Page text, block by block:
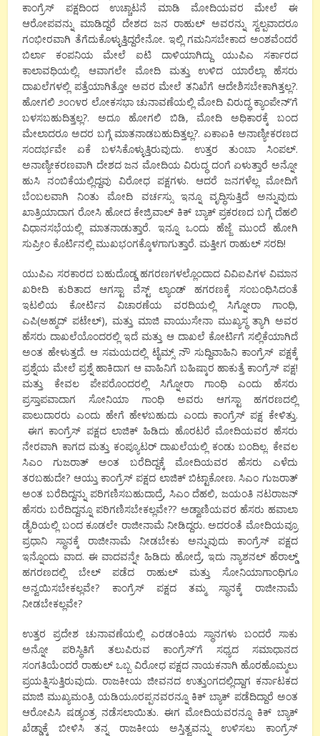
ಕಾಂಗ್ರೆಸ್ ಪಕ್ಷದಿಂದ ಉಚ್ಚಾಟನೆ ಮಾಡಿ ಮೋದಿಯವರ ಮೇಲೆ ಈ
ಆರೋಪವನ್ನು ಮಾಡಿದ್ದರೆ ದೇಶದ ಜನ ರಾಹುಲ್ ಅವರನ್ನು ಸ್ವಲ್ಪವಾದರೂ
ಗಂಭೀರವಾಗಿ ತೆಗೆದುಕೊಳ್ಳುತ್ತಿದ್ದರೇನೋ. ಇಲ್ಲಿ ಗಮನಿಸಬೇಕಾದ ಅಂಶವೆಂದರೆ
ಬಿರ್ಲಾ ಕಂಪನಿಯ ಮೇಲೆ ಐಟಿ ದಾಳಿಯಾಗಿದ್ದು ಯುಪಿಎ ಸರ್ಕಾರದ
ಕಾಲಾವಧಿಯಲ್ಲಿ. ಆವಾಗಲೇ ಮೋದಿ ಮತ್ತು ಉಳಿದ ಯಾರೆಲ್ಲಾ ಹೆಸರು
ದಾಖಲೆಗಳಲ್ಲಿ ಪತ್ತೆಯಾಗಿತ್ತೋ ಅವರ ಮೇಲೆ ತನಿಖೆಗೆ ಆದೇಶಿಸಬೇಕಾಗಿತ್ತಲ್ಲ?.
ಹೋಗಲಿ ೨೦೧೪ರ ಲೋಕಸಭಾ ಚುನಾವಣೆಯಲ್ಲಿ ಮೋದಿ ವಿರುದ್ಧ ಕ್ಯಾಂಪೇನ್’ಗೆ
ಬಳಸಬಹುದಿತ್ತಲ್ಲ?. ಅದೂ ಹೋಗಲಿ ಬಿಡಿ, ಮೋದಿ ಅಧಿಕಾರಕ್ಕೆ ಬಂದ
ಮೇಲಾದರೂ ಅದರ ಬಗ್ಗೆ ಮಾತನಾಡಬಹುದಿತ್ತಲ್ಲ?. ಏಕಾಏಕಿ ಅನಾಣ್ಯೀಕರಣದ
ಸಂದರ್ಭವೇ ಏಕೆ ಬಳಸಿಕೊಳ್ಳುತ್ತಿರುವುದು. ಉತ್ತರ ತುಂಬಾ ಸಿಂಪಲ್.
ಅನಾಣ್ಯೀಕರಣವಾಗಿ ದೇಶದ ಜನ ಮೋದಿಯ ವಿರುದ್ಧ ದಂಗೆ ಏಳುತ್ತಾರೆ ಅನ್ನೋ
ಹುಸಿ ನಂಬಿಕೆಯಲ್ಲಿದ್ದವು ವಿರೋಧ ಪಕ್ಷಗಳು. ಆದರೆ ಜನಗಳೆಲ್ಲ ಮೋದಿಗೆ
ಬೆಂಬಲವಾಗಿ ನಿಂತು ಮೋದಿ ವರ್ಚಸ್ಸು ಇನ್ನೂ ವೃದ್ಧಿಸುತ್ತಿದೆ ಅನ್ನುವುದು
ಖಾತ್ರಿಯಾದಾಗ ರೋಸಿ ಹೋದ ಕೇಜ್ರಿವಾಲ್ ಕಿಕ್ ಬ್ಯಾಕ್ ಪ್ರಕರಣದ ಬಗ್ಗೆ ದೆಹಲಿ
ವಿಧಾನಸಭೆಯಲ್ಲಿ ಮಾತನಾಡುತ್ತಾರೆ. ಇನ್ನೂ ಒಂದು ಹೆಜ್ಜೆ ಮುಂದೆ ಹೋಗಿ
ಸುಪ್ರೀಂ ಕೊರ್ಟಿನಲ್ಲಿ ಮುಖಭಂಗಕ್ಕೊಳಗಾಗುತ್ತಾರೆ. ಮತ್ತೀಗ ರಾಹುಲ್ ಸರದಿ!
ಯುಪಿಎ ಸರಕಾರದ ಬಹುದೊಡ್ಡ ಹಗರಣಗಳಲ್ಲೊಂದಾದ ವಿವಿಐಪಿಗಳ ವಿಮಾನ
ಖರೀದಿ ಕುರಿತಾದ ಆಗಸ್ಟಾ ವೆಸ್ಟ್ ಲ್ಯಾಂಡ್ ಹಗರಣಕ್ಕೆ ಸಂಬಂಧಿಸಿದಂತೆ
ಇಟಲಿಯ ಕೋರ್ಟಿನ ವಿಚಾರಣೆಯ ವರದಿಯಲ್ಲಿ ಸಿಗ್ನೋರಾ ಗಾಂಧಿ,
ಎಪಿ(ಅಹ್ಮದ್ ಪಟೇಲ್), ಮತ್ತು ಮಾಜಿ ವಾಯುಸೇನಾ ಮುಖ್ಯಸ್ಥ ತ್ಯಾಗಿ ಅವರ
ಹೆಸರು ದಾಖಲೆಯೊಂದರಲ್ಲಿ ಇದೆ ಮತ್ತು ಆ ದಾಖಲೆ ಕೋರ್ಟಿಗೆ ಸಲ್ಲಿಕೆಯಾಗಿದೆ
ಅಂತ ಹೇಳುತ್ತದೆ. ಆ ಸಮಯದಲ್ಲಿ ಟೈಮ್ಸ್ ನೌ ಸುದ್ದಿವಾಹಿನಿ ಕಾಂಗ್ರೆಸ್ ಪಕ್ಷಕ್ಕೆ
ಪ್ರಶ್ನೆಯ ಮೇಲೆ ಪ್ರಶ್ನೆ ಹಾಕಿದಾಗ ಆ ವಾಹಿನಿಗೆ ಬಹಿಷ್ಕಾರ ಹಾಕುತ್ತೆ ಕಾಂಗ್ರೆಸ್ ಪಕ್ಷ!
ಮತ್ತು ಕೇವಲ ಪೇಪರೊಂದರಲ್ಲಿ ಸಿಗ್ನೋರಾ ಗಾಂಧಿ ಎಂದು ಹೆಸರು
ಪ್ರಸ್ತಾಪವಾದಾಗ ಸೋನಿಯಾ ಗಾಂಧಿ ಅವರು ಆಗಸ್ಟಾ ಹಗರಣದಲ್ಲಿ
ಪಾಲುದಾರರು ಎಂದು ಹೇಗೆ ಹೇಳಬಹುದು ಎಂದು ಕಾಂಗ್ರೆಸ್ ಪಕ್ಷ ಕೇಳಿತ್ತು.
ಈಗ ಕಾಂಗ್ರೆಸ್ ಪಕ್ಷದ ಲಾಜಿಕ್ ಹಿಡಿದು ಹೊರಟರೆ ಮೋದಿಯವರ ಹೆಸರು
ನೇರವಾಗಿ ಕಾಗದ ಮತ್ತು ಕಂಪ್ಯೂಟರ್ ದಾಖಲೆಯಲ್ಲಿ ಕಂಡು ಬಂದಿಲ್ಲ. ಕೇವಲ
ಸಿಎಂ ಗುಜರಾತ್ ಅಂತ ಬರೆದಿದ್ದಕ್ಕೆ ಮೋದಿಯವರ ಹೆಸರು ಎಳೆದು
ತರಬಹುದೇ? ಆಯ್ತು ಕಾಂಗ್ರೆಸ್ ಪಕ್ಷದ ಲಾಜಿಕ್ ಬಿಟ್ಟಾಕೋಣ. ಸಿಎಂ ಗುಜರಾತ್
ಅಂತ ಬರೆದಿದ್ದನ್ನು ಪರಿಗಣಿಸಬಹುದಾದ್ರೆ, ಸಿಎಂ ದೆಹಲಿ, ಜಯಂತಿ ನಟರಾಜನ್
ಹೆಸರು ಬರೆದಿದ್ದನ್ನೂ ಪರಿಗಣಿಸಬೇಕಲ್ಲವೇ?? ಅಡ್ವಾಣಿಯವರ ಹೆಸರು ಹವಾಲಾ
ಡೈರಿಯಲ್ಲಿ ಬಂದ ಕೂಡಲೇ ರಾಜೀನಾಮೆ ನೀಡಿದ್ದರು. ಅದರಂತೆ ಮೋದಿಯವ್ರೂ
ಪ್ರಧಾನಿ ಸ್ಥಾನಕ್ಕೆ ರಾಜೀನಾಮೆ ನೀಡಬೇಕು ಅನ್ನುವುದು ಕಾಂಗ್ರೆಸ್ ಪಕ್ಷದ
ಇನ್ನೊಂದು ವಾದ. ಈ ವಾದವನ್ನೇ ಹಿಡಿದು ಹೋದ್ರೆ, ಇದು ನ್ಯಾಶನಲ್ ಹೆರಾಲ್ಡ್
ಹಗರಣದಲ್ಲಿ ಬೇಲ್ ಪಡೆದ ರಾಹುಲ್ ಮತ್ತು ಸೋನಿಯಾಗಾಂಧಿಗೂ
ಅನ್ವಯಿಸಬೇಕಲ್ಲವೇ? ಕಾಂಗ್ರೆಸ್ ಪಕ್ಷದ ತಮ್ಮ ಸ್ಥಾನಕ್ಕೆ ರಾಜೀನಾಮೆ
ನೀಡಬೇಕಲ್ಲವೇ?
ಉತ್ತರ ಪ್ರದೇಶ ಚುನಾವಣೆಯಲ್ಲಿ ಎರಡಂಕಿಯ ಸ್ಥಾನಗಳು ಬಂದರೆ ಸಾಕು
ಅನ್ನೋ ಪರಿಸ್ಥಿತಿಗೆ ತಲುಪಿರುವ ಕಾಂಗ್ರೆಸ್’ಗೆ ಸಧ್ಯದ ಸಮಾಧಾನದ
ಸಂಗತಿಯೆಂದರೆ ರಾಹುಲ್ ಒಬ್ಬ ವಿರೋಧ ಪಕ್ಷದ ನಾಯಕನಾಗಿ ಹೊರಹೊಮ್ಮಲು
ಪ್ರಯತ್ನಿಸುತ್ತಿರುವುದು. ರಾಜಕೀಯ ಜೀವನದ ಉತ್ತುಂಗದಲ್ಲಿದ್ದಾಗ ಕರ್ನಾಟಕದ
ಮಾಜಿ ಮುಖ್ಯಮಂತ್ರಿ ಯಡಿಯೂರಪ್ಪನವರನ್ನೂ ಕಿಕ್ ಬ್ಯಾಕ್ ಪಡೆದಿದ್ದಾರೆ ಅಂತ
ಆರೋಪಿಸಿ ಷಡ್ಯಂತ್ರ ನಡೆಸಲಾಯಿತು. ಈಗ ಮೋದಿಯವರನ್ನೂ ಕಿಕ್ ಬ್ಯಾಕ್
ಖೆಡ್ಡಾಕ್ಕೆ ಬೀಳಿಸಿ ತನ್ನ ರಾಜಕೀಯ ಅಸ್ತಿತ್ವವನ್ನು ಉಳಿಸಲು ಕಾಂಗ್ರೆಸ್